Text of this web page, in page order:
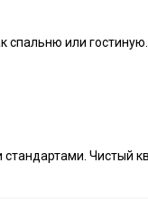
или
Чистый